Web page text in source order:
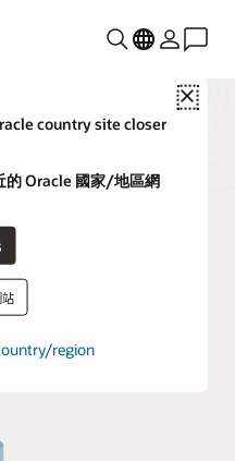
Close
country site closer
的 Oracle 國家/地區網
region
新定義
新定義」(Online
為管理員提供了前所未有的
、並轉換資料和資料表結構
。